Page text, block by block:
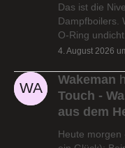
Das ist die
Dampfboilers.
O-Ring
4. August 2026
Wakeman
Touch -
aus dem
Heute morgen